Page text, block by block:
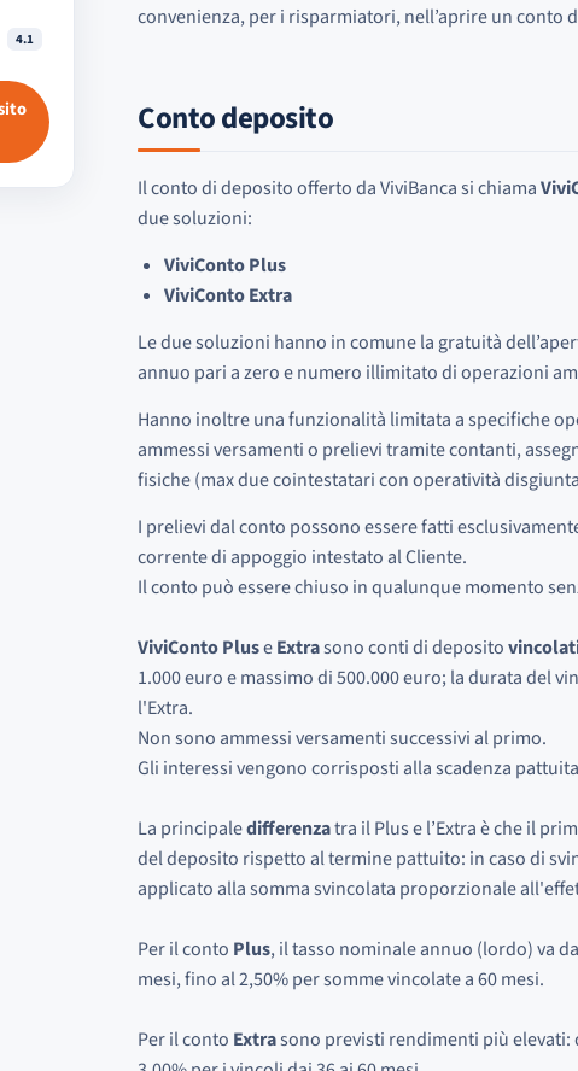
4.1
convenienza, per i risparmiatori, nell’aprire un conto
Conto deposito
Il conto di deposito offerto da ViviBanca si chiama
due soluzioni:
ViviConto Plus
ViviConto Extra
Le due soluzioni hanno in comune la gratuità
annuo pari a zero e numero illimitato di operazioni
Hanno inoltre una funzionalità limitata a specifiche
ammessi versamenti o prelievi tramite contanti,
fisiche (max due cointestatari con operatività
I prelievi dal conto possono essere fatti
corrente di appoggio intestato al Cliente.
Il conto può essere chiuso in qualunque momento
ViviConto PluseExtrasono conti di deposito
1.000 euro e massimo di 500.000 euro; la durata del
l'Extra.
Non sono ammessi versamenti successivi al primo.
Gli interessi vengono corrisposti alla scadenza
La principaledifferenzatra il Plus e l’Extra è che il
del deposito rispetto al termine pattuito: in caso di
applicato alla somma svincolata proporzionale
Per il conto Plus, il tasso nominale annuo (lordo) va
mesi, fino al 2,50% per somme vincolate a 60 mesi.
Per il conto Extrasono previsti rendimenti più elevati: